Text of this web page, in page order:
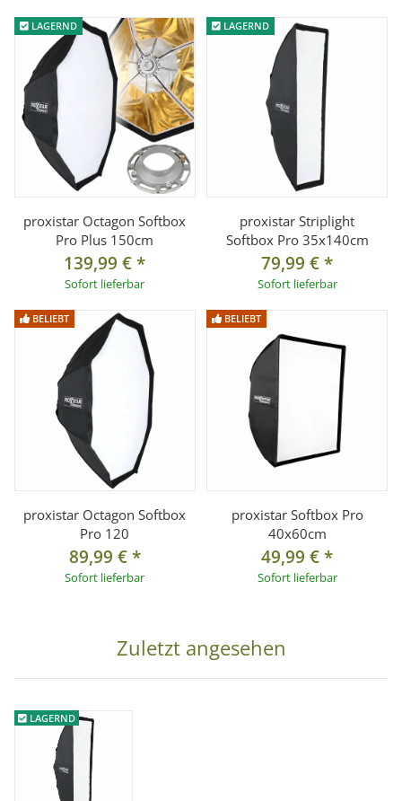
LAGERND
proxistar Octagon Softbox
Pro Plus 150cm
139,99 €*
Sofort lieferbar
LAGERND
proxistar Striplight
Softbox Pro 35x140cm
79,99 €*
Sofort lieferbar
BELIEBT
proxistar Octagon Softbox
Pro 120
89,99 €*
Sofort lieferbar
BELIEBT
proxistar Softbox Pro
40x60cm
49,99 €*
Sofort lieferbar
Zuletzt angesehen
LAGERND